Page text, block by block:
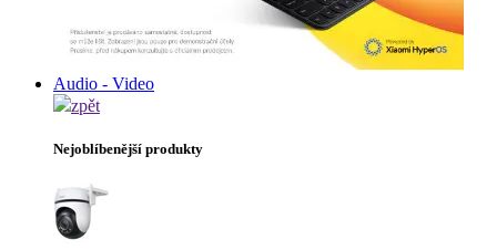
Audio - Video
zpět
Nejoblíbenější produkty